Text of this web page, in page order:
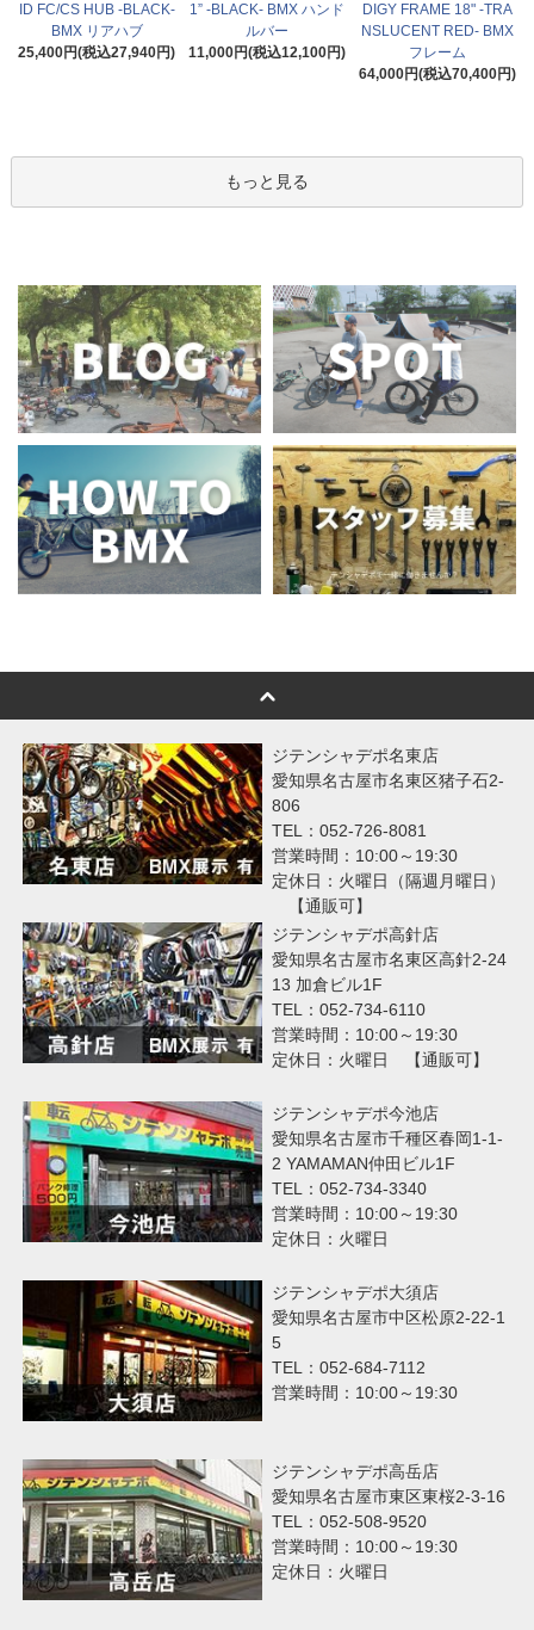
ID FC/CS HUB -BLACK-
BMX リアハブ
25,400円(税込27,940円)
1” -BLACK- BMX ハンド
ルバー
11,000円(税込12,100円)
DIGY FRAME 18" -TRA
NSLUCENT RED- BMX
フレーム
64,000円(税込70,400円)
もっと見る
ジテンシャデポ名東店
愛知県名古屋市名東区猪子石2-
806
TEL：052-726-8081
営業時間：10:00～19:30
定休日：火曜日（隔週月曜日）
【通販可】
ジテンシャデポ高針店
愛知県名古屋市名東区高針2-24
13 加倉ビル1F
TEL：052-734-6110
営業時間：10:00～19:30
定休日：火曜日 【通販可】
ジテンシャデポ今池店
愛知県名古屋市千種区春岡1-1-
2 YAMAMAN仲田ビル1F
TEL：052-734-3340
営業時間：10:00～19:30
定休日：火曜日
ジテンシャデポ大須店
愛知県名古屋市中区松原2-22-1
5
TEL：052-684-7112
営業時間：10:00～19:30
ジテンシャデポ高岳店
愛知県名古屋市東区東桜2-3-16
TEL：052-508-9520
営業時間：10:00～19:30
定休日：火曜日